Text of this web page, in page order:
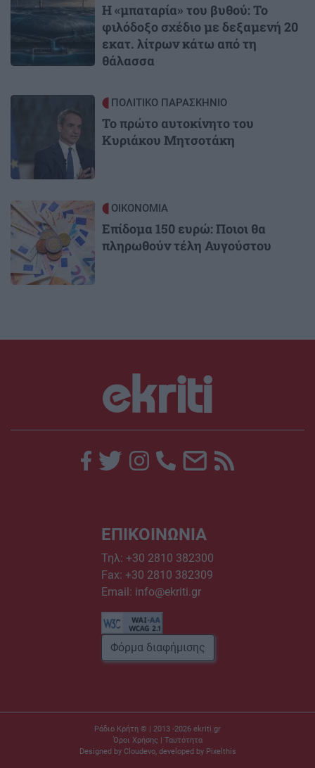
Η «μπαταρία» του βυθού: Το
φιλόδοξο σχέδιο με δεξαμενή 20
εκατ. λίτρων κάτω από τη
θάλασσα
ΠΟΛΙΤΙΚΟ ΠΑΡΑΣΚΗΝΙΟ
Το πρώτο αυτοκίνητο του
Κυριάκου Μητσοτάκη
Image ΟΙΚΟΝΟΜΙΑ
Επίδομα 150 ευρώ: Ποιοι θα
πληρωθούν τέλη Αυγούστου
ΕΠΙΚΟΙΝΩΝΙΑ
Τηλ: +30 2810 382300
Fax: +30 2810 382309
Email: info@ekriti.gr
Φόρμα διαφήμισης
Ράδιο Κρήτη © | 2013 -2026 ekriti.gr
Όροι Χρήσης | Ταυτότητα
Designed by Cloudevo, developed by Pixelthis